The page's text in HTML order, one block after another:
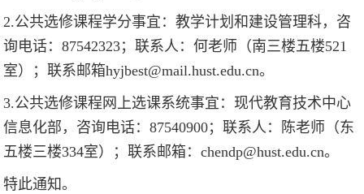
2.公共选修课程学分事宜：教学计划和建设管理科，咨
询电话：87542323；联系人：何老师（南三楼五楼521
室）；联系邮箱hyjbest@mail.hust.edu.cn。
3.公共选修课程网上选课系统事宜：现代教育技术中心
信息化部，咨询电话：87540900；联系人：陈老师（东
五楼三楼334室）；联系邮箱：chendp@hust.edu.cn。
特此通知。